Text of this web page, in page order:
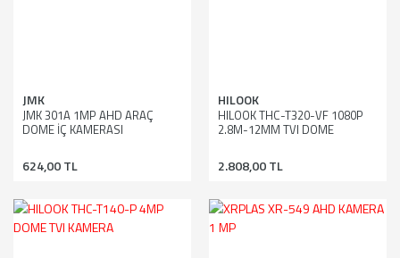
JMK
JMK 301A 1MP AHD ARAÇ
DOME İÇ KAMERASI
624,00 TL
HILOOK
HILOOK THC-T320-VF 1080P
2.8M-12MM TVI DOME
2.808,00 TL